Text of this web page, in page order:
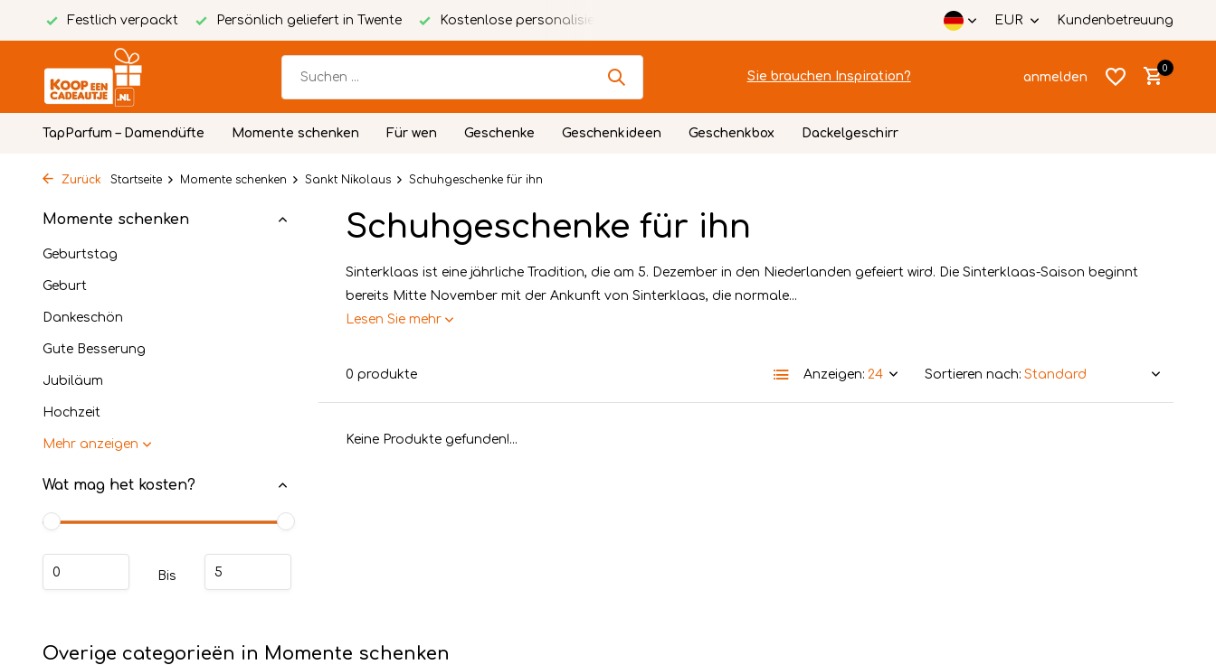
Festlich verpackt Persönlich geliefert in Twente Kostenlose personalisierte Karte EUR Kundenbetreuung
Sie brauchen Inspiration? anmelden
anlegen
anlegen
0
TapParfum – Damendüfte Momente schenken Für wen Geschenke Geschenkideen Geschenkbox Dackelgeschirr
Zurück Startseite Momente schenken Sankt Nikolaus Schuhgeschenke für ihn
Momente schenken
Geburtstag
Geburt
Dankeschön
Gute Besserung
Jubiläum
Hochzeit
Mehr anzeigen
Wat mag het kosten?
Bis
Schuhgeschenke für ihn
Sinterklaas ist eine jährliche Tradition, die am 5. Dezember in den Niederlanden gefeiert wird. Die Sinterklaas-Saison beginnt
bereits Mitte November mit der Ankunft von Sinterklaas, die normale...
Lesen Sie mehr
0 produkte Anzeigen: Sortieren nach:
Keine Produkte gefunden!...
Overige categorieën in Momente schenken